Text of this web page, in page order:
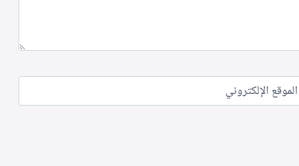
الموقع الإلكتروني